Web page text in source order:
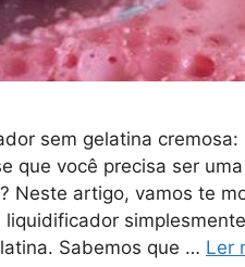
sem gelatina
que você precisa ser
Neste artigo, vamos te
Sabemos que … Ler